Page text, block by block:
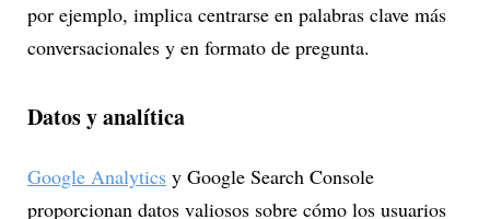
por ejemplo, implica centrarse en palabras clave más
conversacionales y en formato de pregunta.
Datos y analítica
Google Analytics y Google Search Console
proporcionan datos valiosos sobre cómo los usuarios